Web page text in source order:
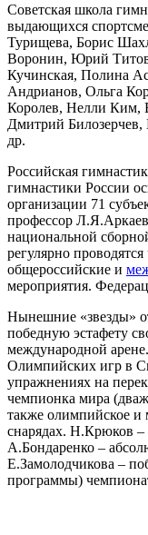
Советская школа
выдающихся
Турищева, Борис
Воронин, Юрий
Кучинская, Полина
Андрианов, Ольга
Королев, Нелли Ким,
Дмитрий
др.
Российская
гимнастики России
организации 71
профессор
национальной
регулярно
общероссийские и
мероприятия.
Нынешние «звезды»
победную эстафету
международной
Олимпийских игр в
упражнениях на
чемпионка мира
также олимпийское и
снарядах. Н.Крюков –
А.Бондаренко –
Е.Замолодчикова –
программы)